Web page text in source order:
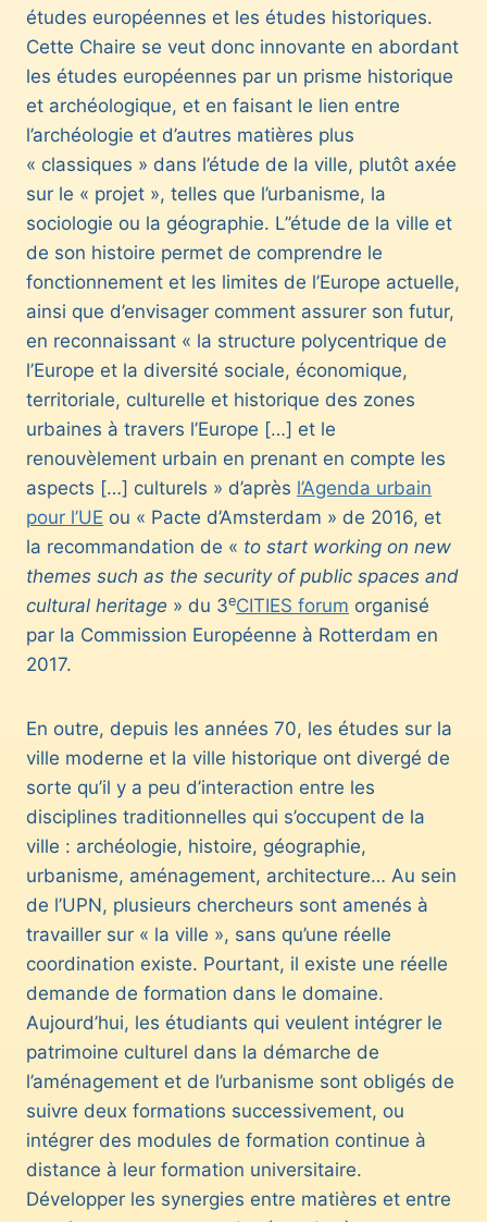
études européennes et les études historiques.
Cette Chaire se veut donc innovante en abordant
les études européennes par un prisme historique
et archéologique, et en faisant le lien entre
l’archéologie et d’autres matières plus
« classiques » dans l’étude de la ville, plutôt axée
sur le « projet », telles que l’urbanisme, la
sociologie ou la géographie. L’’étude de la ville et
de son histoire permet de comprendre le
fonctionnement et les limites de l’Europe actuelle,
ainsi que d’envisager comment assurer son futur,
en reconnaissant « la structure polycentrique de
l’Europe et la diversité sociale, économique,
territoriale, culturelle et historique des zones
urbaines à travers l’Europe […] et le
renouvèlement urbain en prenant en compte les
aspects […] culturels » d’après l’Agenda urbain
pour l’UE ou « Pacte d’Amsterdam » de 2016, et
la recommandation de « to start working on new
themes such as the security of public spaces and
cultural heritage » du 3eCITIES forum organisé
par la Commission Européenne à Rotterdam en
2017.
En outre, depuis les années 70, les études sur la
ville moderne et la ville historique ont divergé de
sorte qu’il y a peu d’interaction entre les
disciplines traditionnelles qui s’occupent de la
ville : archéologie, histoire, géographie,
urbanisme, aménagement, architecture… Au sein
de l’UPN, plusieurs chercheurs sont amenés à
travailler sur « la ville », sans qu’une réelle
coordination existe. Pourtant, il existe une réelle
demande de formation dans le domaine.
Aujourd’hui, les étudiants qui veulent intégrer le
patrimoine culturel dans la démarche de
l’aménagement et de l’urbanisme sont obligés de
suivre deux formations successivement, ou
intégrer des modules de formation continue à
distance à leur formation universitaire.
Développer les synergies entre matières et entre